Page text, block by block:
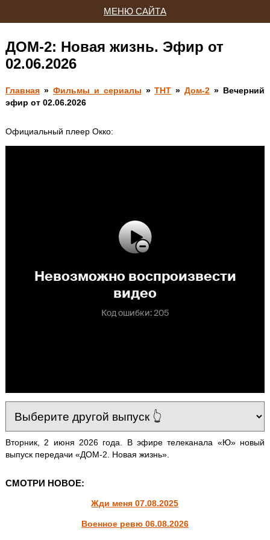
ДОМ-2: Новая жизнь. Эфир от
02.06.2026
Главная» Фильмы и сериалы »ТНТ »Дом-2 » Вечерний
эфир от 02.06.2026
Официальный плеер Окко:
Вторник, 2 июня 2026 года. В эфире телеканала «Ю» новый
выпуск передачи «ДОМ-2. Новая жизнь».
СМОТРИ НОВОЕ:
Жди меня 07.08.2025
Военное ревю 06.08.2026
МЕНЮ САЙТА